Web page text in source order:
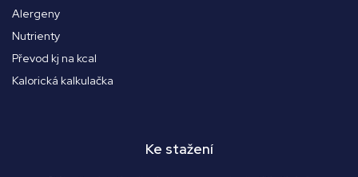
Alergeny
Nutrienty
Převod kj na kcal
Kalorická kalkulačka
Ke stažení